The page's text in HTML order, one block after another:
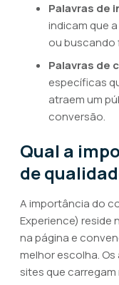
Palavras de
indicam que
ou
Palavras de
específicas
atraem um
conversão.
Qual a
de
A importância do
Experience) reside
na página e
melhor escolha.
sites que